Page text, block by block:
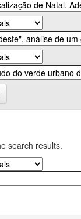
search results.